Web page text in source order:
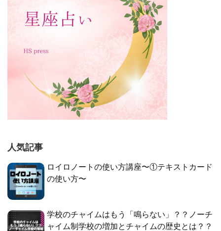
人気記事
ロイロノートの使い方講座〜①テキストカード
の使い方〜
学校のチャイムはもう「鳴らない」？？ノーチ
ャイム制学校の増加とチャイムの歴史とは？？